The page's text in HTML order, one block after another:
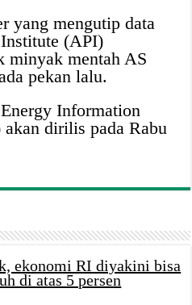
yang mengutip data
(API)
minyak mentah AS
pekan lalu.
Information
dirilis pada Rabu
ekonomi RI diyakini bisa
di atas 5 persen